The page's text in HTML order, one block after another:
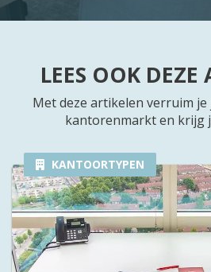
LEES OOK DEZE
Met deze artikelen verruim je
kantorenmarkt en krijg
KANTOORTYPEN